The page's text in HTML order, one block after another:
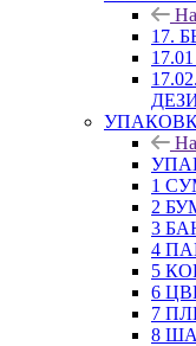
17.
1
2
3
4
5
6
7
8